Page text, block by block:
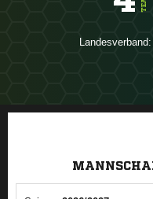
Landesverband: